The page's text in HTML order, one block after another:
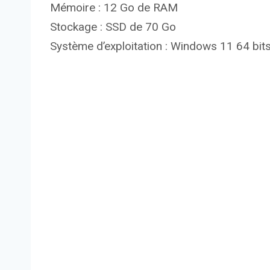
Mémoire : 12 Go de RAM
Stockage : SSD de 70 Go
Système d’exploitation : Windows 11 64